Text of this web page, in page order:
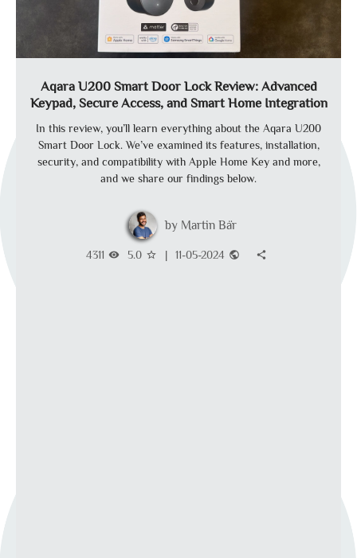
Aqara U200 Smart Door Lock Review: Advanced
Keypad, Secure Access, and Smart Home Integration
In this review, you’ll learn everything about the Aqara U200
Smart Door Lock. We’ve examined its features, installation,
security, and compatibility with Apple Home Key and more,
and we share our findings below.
Martin Bär
4311 visibility 5.0 star_border | 11-05-2024 public share